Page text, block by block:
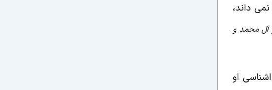
داند،
آل محمد و
او